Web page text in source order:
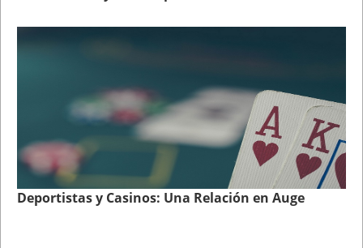
Deportistas y Casinos: Una Relación en Auge